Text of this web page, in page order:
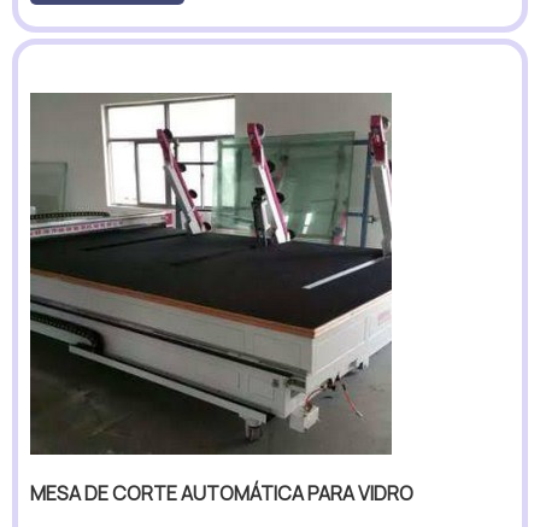
MESA DE CORTE AUTOMÁTICA PARA VIDRO